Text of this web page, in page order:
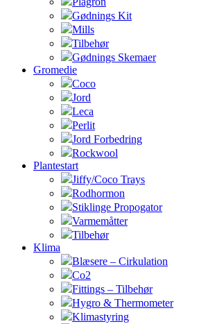
Gødnings Kit
Mills
Tilbehør
Gødnings Skemaer
Gromedie
Coco
Jord
Leca
Perlit
Jord Forbedring
Rockwool
Plantestart
Jiffy/Coco Trays
Rodhormon
Stiklinge Propogator
Varmemåtter
Tilbehør
Klima
Blæsere – Cirkulation
Co2
Fittings – Tilbehør
Hygro & Thermometer
Klimastyring